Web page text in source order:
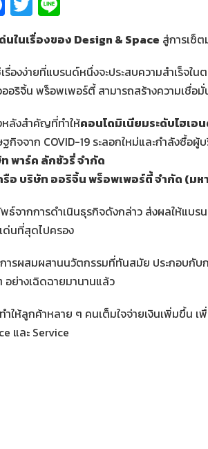
ce
b
o
o
k
wi
tt
er
e
นในเรื่องของ Design & Space สู่การเซ็
เรื่องง่ายที่แบรนด์หนึ่งจะประสบความสำเร็จ
ออริจิ้น พร็อพเพอร์ตี้ สามารถสร้างความเชื่
หลังสำคัญที่ทำให้คอนโดมิเนียมระดับไฮเ
ฐกิจจาก COVID-19 ระลอกใหม่และกำลังซื้
พาร์ค ลักชัวรี่ จำกัด
รือ บริษัท ออริจิ้น พร็อพเพอร์ตี้ จำกัด (มห
ธ์จากการดำเนินธุรกิจดังกล่าว ส่งผลให้แ
ด่นที่สุดไปครอง
ารผสมผสานนวัตกรรมที่ทันสมัย ประกอบกับ
อย่างเฉิดฉายมานานแล้ว
ำให้ลูกค้าหลาย ๆ คนเต็มใจจ่ายเงินเพิ่มขึ้น
และ Service